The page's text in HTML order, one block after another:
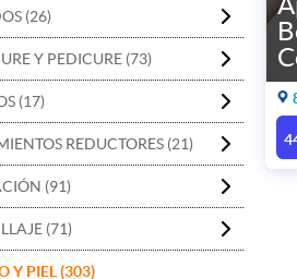
(26)
Y PEDICURE (73)
(17)
REDUCTORES (21)
(91)
(71)
Y PIEL (303)